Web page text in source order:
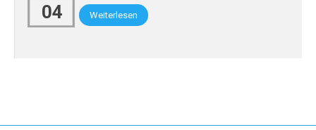
04 Weiterlesen